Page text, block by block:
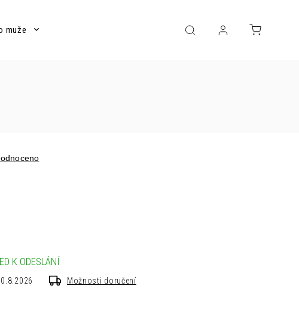
muže Výprodej Bižuterie
K ODESLÁNÍ
Možnosti doručení